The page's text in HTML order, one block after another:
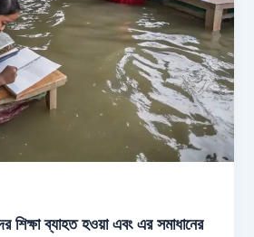
শিক্ষা ব্যাহত হওয়া এবং এর সমাধানের